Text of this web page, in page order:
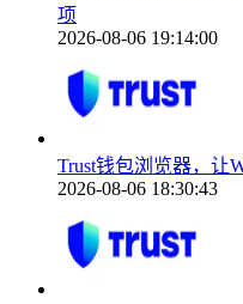
项
2026-08-06 19:14:00
Trust钱包浏览器，让
2026-08-06 18:30:43